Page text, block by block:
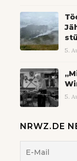
5.
5.
NRWZ.DE